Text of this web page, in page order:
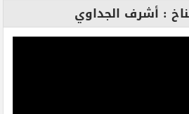
: أشرف الجداوي